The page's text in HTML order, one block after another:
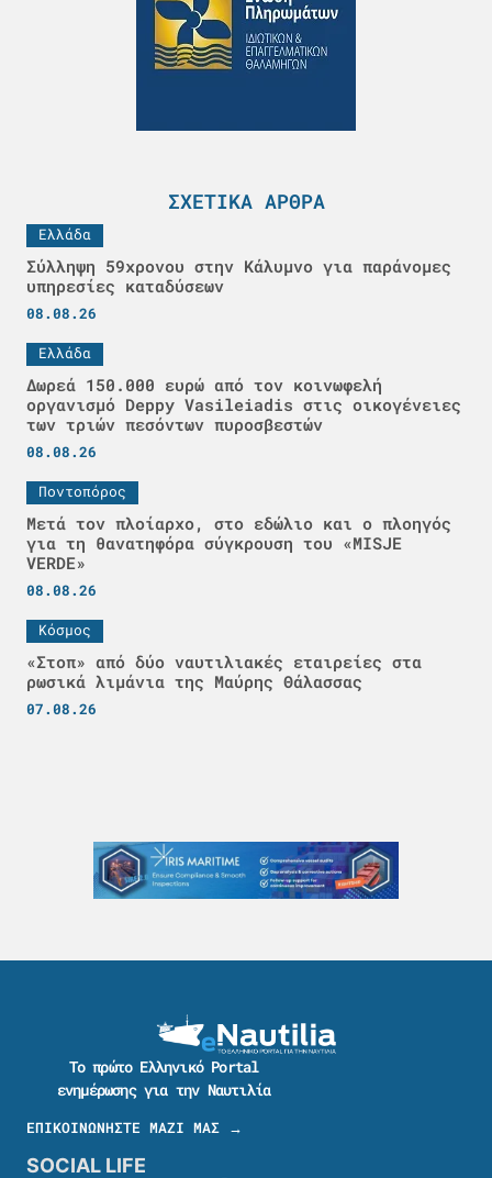
ΣΧΕΤΙΚΆ ΆΡΘΡΑ
Ελλάδα
Σύλληψη 59χρονου στην Κάλυμνο για παράνομες
υπηρεσίες καταδύσεων
08.08.26
Ελλάδα
Δωρεά 150.000 ευρώ από τον κοινωφελή
οργανισμό Deppy Vasileiadis στις οικογένειες
των τριών πεσόντων πυροσβεστών
08.08.26
Ποντοπόρος
Μετά τον πλοίαρχο, στο εδώλιο και ο πλοηγός
για τη θανατηφόρα σύγκρουση του «MISJE
VERDE»
08.08.26
Κόσμος
«Στοπ» από δύο ναυτιλιακές εταιρείες στα
ρωσικά λιμάνια της Μαύρης Θάλασσας
07.08.26
Το πρώτο Ελληνικό Portal
ενημέρωσης για την Ναυτιλία
ΕΠΙΚΟΙΝΩΝΗΣΤΕ ΜΑΖΙ ΜΑΣ →
SOCIAL LIFE